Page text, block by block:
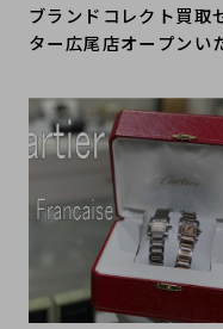
ブランドコレクト買取
ター広尾店オープンい